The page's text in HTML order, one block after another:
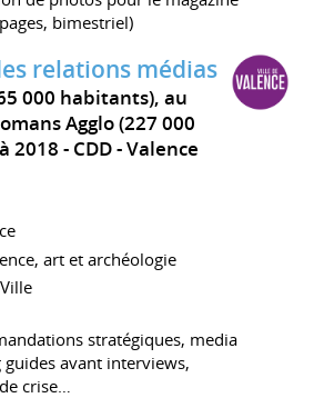
bimestriel)
relations médias
000 habitants), au
Agglo (227 000
2018 CDD
Valence
art et archéologie
stratégiques, media
avant interviews,
crise…